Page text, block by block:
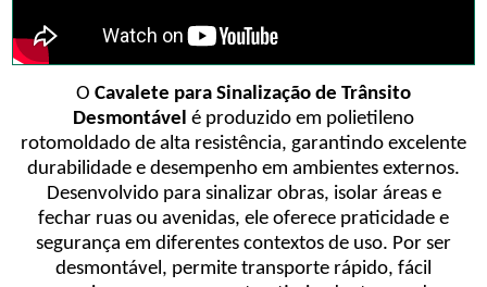
O Cavalete para Sinalização de Trânsito
Desmontável é produzido em polietileno
rotomoldado de alta resistência, garantindo excelente
durabilidade e desempenho em ambientes externos.
Desenvolvido para sinalizar obras, isolar áreas e
fechar ruas ou avenidas, ele oferece praticidade e
segurança em diferentes contextos de uso. Por ser
desmontável, permite transporte rápido, fácil